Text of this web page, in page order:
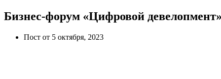
Бизнес-форум «Цифровой
Пост от 5 октября, 2023